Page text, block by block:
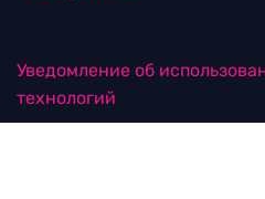
Уведомление об
технологий